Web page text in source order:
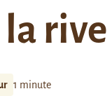
la rive
1 minute